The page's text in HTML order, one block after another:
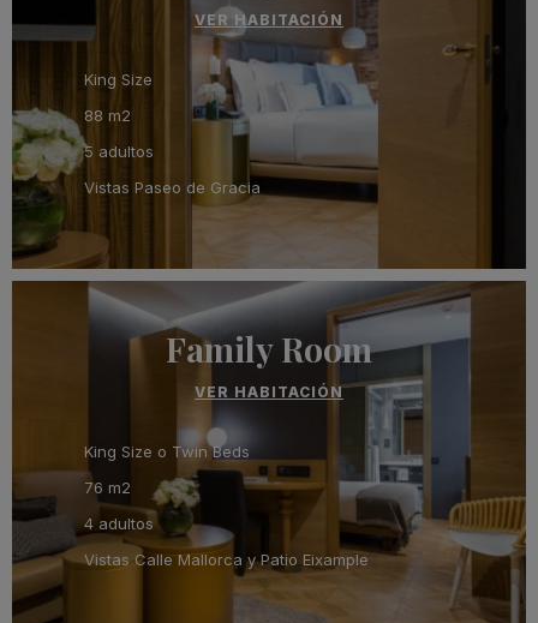
VER HABITACIÓN
King Size
88 m2
5 adultos
Vistas Paseo de Gracia
Family Room
VER HABITACIÓN
King Size o Twin Beds
76 m2
4 adultos
Vistas Calle Mallorca y Patio Eixample